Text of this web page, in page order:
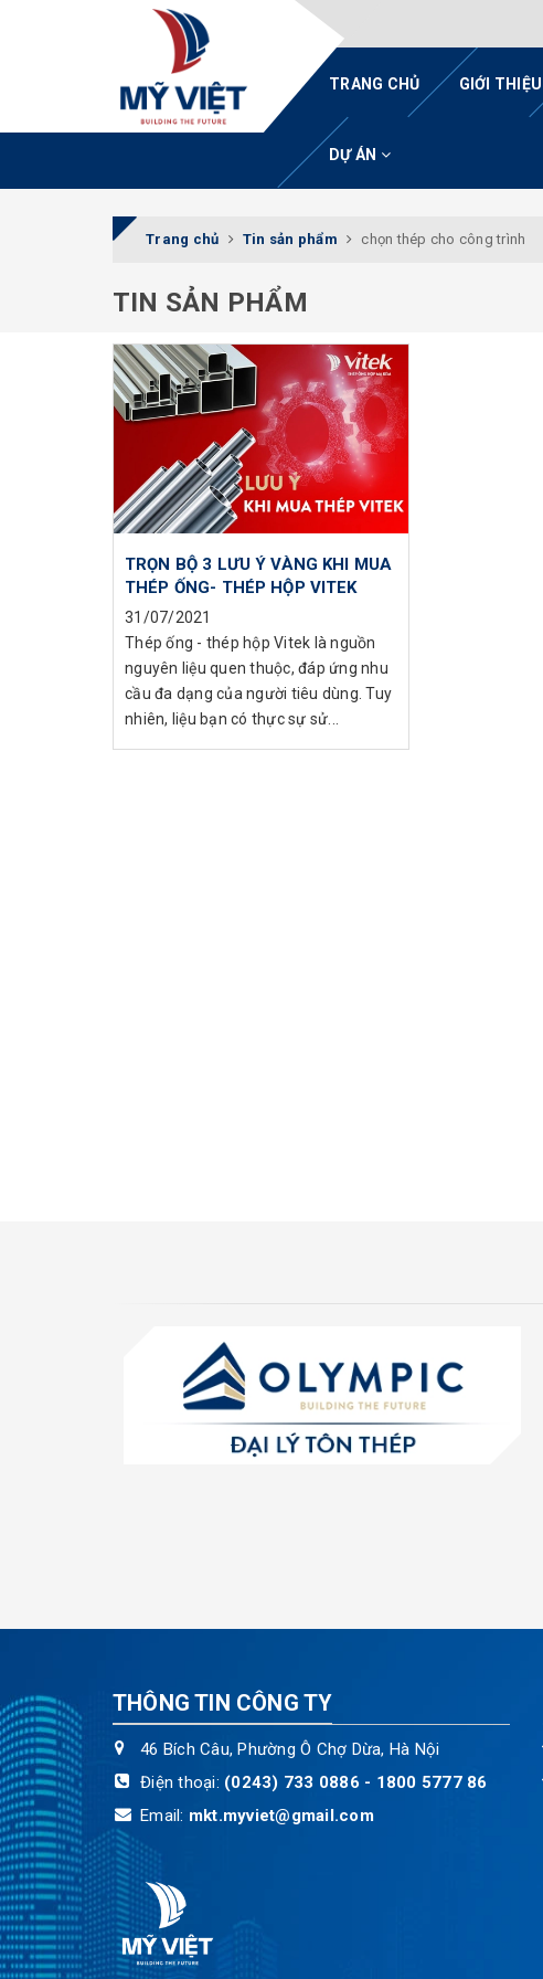
TRANG CHỦ GIỚI THIỆU
DỰ ÁN
Trang chủ Tin sản phẩm chọn thép cho công trình
TIN SẢN PHẨM
TRỌN BỘ 3 LƯU Ý VÀNG KHI MUA
THÉP ỐNG- THÉP HỘP VITEK
31/07/2021
Thép ống - thép hộp Vitek là nguồn
nguyên liệu quen thuộc, đáp ứng nhu
cầu đa dạng của người tiêu dùng. Tuy
nhiên, liệu bạn có thực sự sử...
THÔNG TIN CÔNG TY
46 Bích Câu, Phường Ô Chợ Dừa, Hà Nội
Điện thoại: (0243) 733 0886 - 1800 5777 86
Email: mkt.myviet@gmail.com